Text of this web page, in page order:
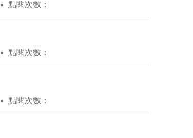
點閱次數：
點閱次數：
點閱次數：